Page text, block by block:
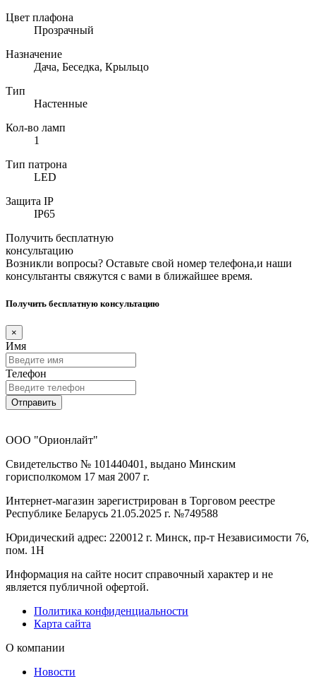
Цвет плафона
Прозрачный
Назначение
Дача, Беседка, Крыльцо
Тип
Настенные
Кол-во ламп
1
Тип патрона
LED
Защита IP
IP65
Получить бесплатную
консультацию
Возникли вопросы? Оставьте свой номер телефона,и наши
консультанты свяжутся с вами в ближайшее время.
Получить бесплатную консультацию
×
Имя
Телефон
Отправить
ООО "Орионлайт"
Свидетельство № 101440401, выдано Минским
горисполкомом 17 мая 2007 г.
Интернет-магазин зарегистрирован в Торговом реестре
Республике Беларусь 21.05.2025 г. №749588
Юридический адрес: 220012 г. Минск, пр-т Независимости 76,
пом. 1Н
Информация на сайте носит справочный характер и не
является публичной офертой.
Политика конфиденциальности
Карта сайта
О компании
Новости